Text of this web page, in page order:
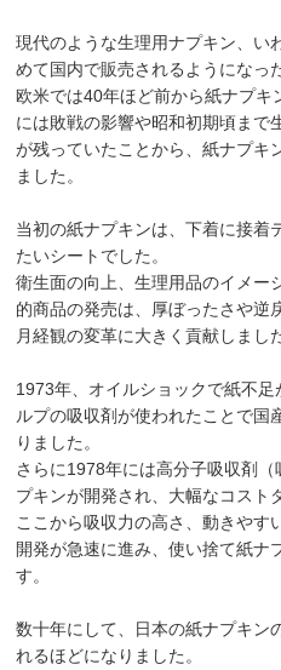
現代のような生理用ナプキン、い
めて国内で販売されるようになっ
欧米では40年ほど前から紙ナプキ
には敗戦の影響や昭和初期頃まで
が残っていたことから、紙ナプキ
ました。
当初の紙ナプキンは、下着に接着
たいシートでした。
衛生面の向上、生理用品のイメー
的商品の発売は、厚ぼったさや逆
月経観の変革に大きく貢献しまし
1973年、オイルショックで紙不
ルプの吸収剤が使われたことで国
りました。
さらに1978年には高分子吸収剤
プキンが開発され、大幅なコスト
ここから吸収力の高さ、動きやす
開発が急速に進み、使い捨て紙ナ
す。
数十年にして、日本の紙ナプキン
れるほどになりました。